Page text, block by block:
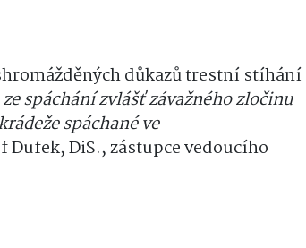
důkazů trestní stíhání
spáchání zvlášť závažného zločinu
spáchané ve
Dufek, DiS., zástupce vedoucího